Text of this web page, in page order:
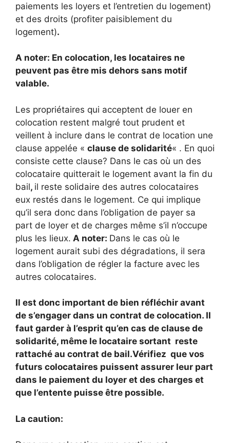
paiements les loyers et l’entretien du logement)
et des droits (profiter paisiblement du
logement).
A noter: En colocation, les locataires ne
peuvent pas être mis dehors sans motif
valable.
Les propriétaires qui acceptent de louer en
colocation restent malgré tout prudent et
veillent à inclure dans le contrat de location une
clause appelée « clause de solidarité« . En quoi
consiste cette clause? Dans le cas où un des
colocataire quitterait le logement avant la fin du
bail, il reste solidaire des autres colocataires
eux restés dans le logement. Ce qui implique
qu’il sera donc dans l’obligation de payer sa
part de loyer et de charges même s’il n’occupe
plus les lieux. A noter: Dans le cas où le
logement aurait subi des dégradations, il sera
dans l’obligation de régler la facture avec les
autres colocataires.
Il est donc important de bien réfléchir avant
de s’engager dans un contrat de colocation. Il
faut garder à l’esprit qu’en cas de clause de
solidarité, même le locataire sortant reste
rattaché au contrat de bail.Vérifiez que vos
futurs colocataires puissent assurer leur part
dans le paiement du loyer et des charges et
que l’entente puisse être possible.
La caution: